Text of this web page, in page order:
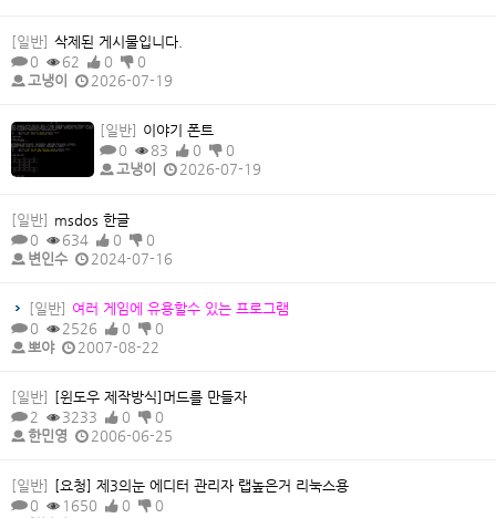
[일반] 삭제된 게시물입니다.
0
62 0
0
고냉이
2026-07-19
[일반] 이야기 폰트
0
83 0
0
고냉이
2026-07-19
[일반] msdos 한글
0
634 0
0
변인수
2024-07-16
[일반] 여러 게임에 유용할수 있는 프로그램
0
2526 0
0
뽀야
2007-08-22
[일반]
[윈도우 제작방식]머드를 만들자
2
3233 0
0
한민영
2006-06-25
[일반]
[요청] 제3의눈 에디터 관리자 랩높은거 리눅스용
0
1650 0
0